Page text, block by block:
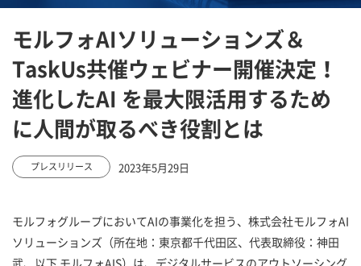
モルフォAIソリューションズ＆
TaskUs共催ウェビナー開催決定！
進化したAI を最大限活用するため
に人間が取るべき役割とは
プレスリリース 2023年5月29日
モルフォグループにおいてAIの事業化を担う、株式会社モルフォAI
ソリューションズ（所在地：東京都千代田区、代表取締役：神田
武、以下 モルフォAIS）は、デジタルサービスのアウトソーシング